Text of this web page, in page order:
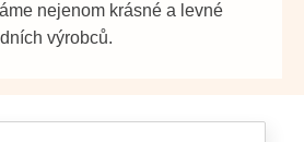
nejenom krásné a levné
výrobců.